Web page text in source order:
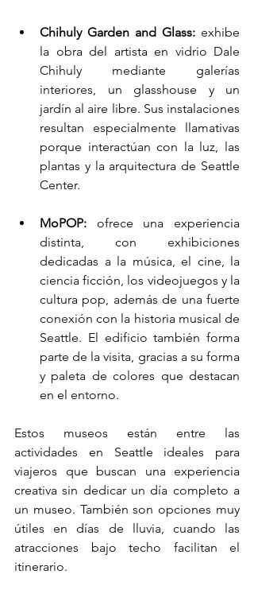
Chihuly Garden and Glass: exhibe
la obra del artista en vidrio Dale
Chihuly mediante galerías
interiores, un glasshouse y un
jardín al aire libre. Sus instalaciones
resultan especialmente llamativas
porque interactúan con la luz, las
plantas y la arquitectura de Seattle
Center.
MoPOP: ofrece una experiencia
distinta, con exhibiciones
dedicadas a la música, el cine, la
ciencia ficción, los videojuegos y la
cultura pop, además de una fuerte
conexión con la historia musical de
Seattle. El edificio también forma
parte de la visita, gracias a su forma
y paleta de colores que destacan
en el entorno.
Estos museos están entre las
actividades en Seattle ideales para
viajeros que buscan una experiencia
creativa sin dedicar un día completo a
un museo. También son opciones muy
útiles en días de lluvia, cuando las
atracciones bajo techo facilitan el
itinerario.